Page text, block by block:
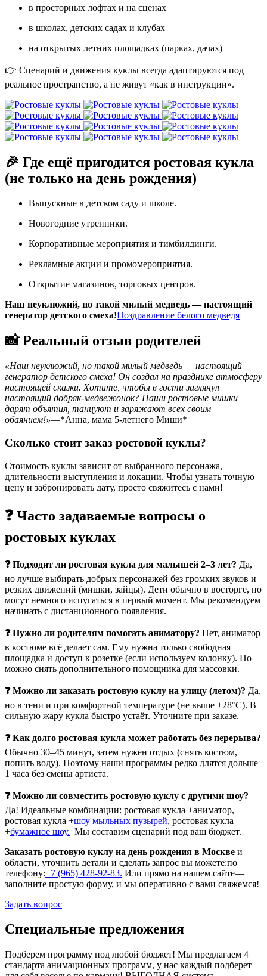
в просторных лофтах и на сценах
в школах, детских садах и клубах
на открытых летних площадках (парках, дачах)
👉 Сценарий и движения куклы всегда адаптируются под
реальное пространство, а не живут «как в инструкции».
🎉 Где ещё пригодится ростовая кукла
(не только на день рождения)
Выпускные в детском саду и школе.
Новогодние утренники.
Корпоративные мероприятия и тимбилдинги.
Рекламные акции и промомероприятия.
Открытие магазинов, торговых центров.
Наш неуклюжий, но такой милый медведь — настоящий
генератор детского смеха!Поздравление белого медведя
📸 Реальный отзыв родителей
«Наш неуклюжий, но такой милый медведь — настоящий
генератор детского смеха! Он создал на празднике атмосферу
настоящей сказки. Хотите, чтобы в гости заглянул
настоящий добряк-медвежонок? Наши ростовые мишки
дарят объятия, танцуют и заряжают всех своим
обаянием!»—*Анна, мама 5-летнего Миши*
Сколько стоит заказ ростовой куклы?
Стоимость куклы зависит от выбранного персонажа,
длительности выступления и локации. Чтобы узнать точную
цену и забронировать дату, просто свяжитесь с нами!
❓ Часто задаваемые вопросы о
ростовых куклах
❓ Подходит ли ростовая кукла для малышей 2–3 лет? Да,
но лучше выбирать добрых персонажей без громких звуков и
резких движений (мишки, зайцы). Дети обычно в восторге, но
могут немного испугаться в первый момент. Мы рекомендуем
начинать с дистанционного появления.
❓ Нужно ли родителям помогать аниматору? Нет, аниматор
в костюме всё делает сам. Ему нужна только свободная
площадка и доступ к розетке (если используем колонку). Но
можно снять дополнительного помощника для массовки.
❓ Можно ли заказать ростовую куклу на улицу (летом)? Да,
но в тени и при комфортной температуре (не выше +28°С). В
сильную жару кукла быстро устаёт. Уточните при заказе.
❓ Как долго ростовая кукла может работать без перерыва?
Обычно 30–45 минут, затем нужен отдых (снять костюм,
попить воду). Поэтому наши программы редко длятся дольше
1 часа без смены артиста.
❓ Можно ли совместить ростовую куклу с другими шоу?
Да! Идеальные комбинации: ростовая кукла +аниматор,
ростовая кукла +шоу мыльных пузырей, ростовая кукла
+бумажное шоу. Мы составим сценарий под ваш бюджет.
Заказать ростовую куклу на день рождения в Москве и
области, уточнить детали и сделать запрос вы можете:по
телефону:+7 (965) 428-92-83. Или прямо на нашем сайте—
заполните простую форму, и мы оперативно с вами свяжемся!
Задать вопрос
Специальные предложения
Подберем программу под любой бюджет! Мы предлагаем 4
стандарта анимационных программ, у нас каждый подберет